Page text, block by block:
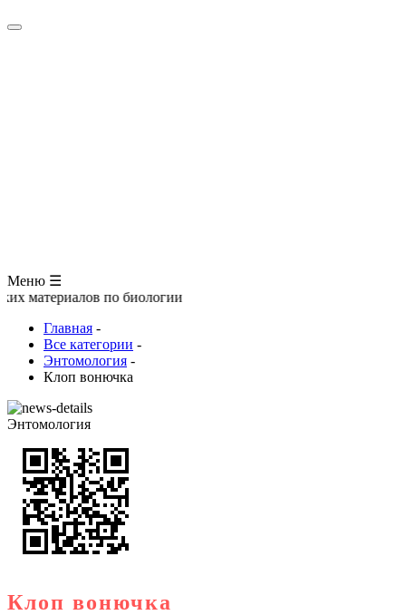
Меню ☰
по биологии
Главная -
Все категории -
Энтомология -
Клоп вонючка
Энтомология
Клоп вонючка